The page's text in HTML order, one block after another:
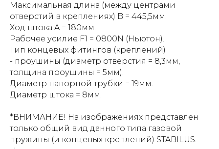
Максимальная длина (между центрами
отверстий в креплениях) B = 445,5мм.
Ход штока A = 180мм.
Рабочее усилие F1 = 0800N (Ньютон).
Тип концевых фитингов (креплений)
- проушины (диаметр отверстия = 8,3мм,
толщина проушины = 5мм).
Диаметр напорной трубки = 19мм.
Диаметр штока = 8мм.
*ВНИМАНИЕ! На изображениях представлен
только общий вид данного типа газовой
пружины (и концевых креплений) STABILUS.